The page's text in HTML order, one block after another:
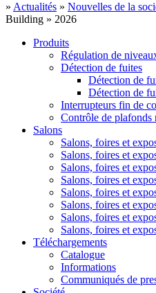
» Actualités » Nouvelles de la
Building » 2026
Produits
Régulation de
Détection de fuites
Détection de
Détection de
Interrupteurs fin de
Contrôle de plafonds
Salons
Salons, foires et
Salons, foires et
Salons, foires et
Salons, foires et
Salons, foires et
Salons, foires et
Salons, foires et
Salons, foires et
Téléchargements
Catalogue
Informations
Communiqués de